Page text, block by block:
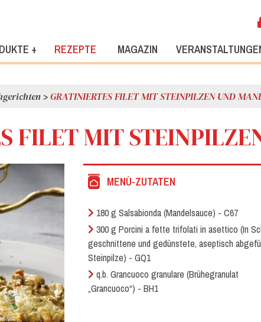
+ REZEPTE MAGAZIN
>GRATINIERTES FILET MIT STEINPILZEN UND
FILET MIT
MENÙ-ZUTATEN
180 g Salsabionda (Mandelsauce) - C67
300 g Porcini a fette trifolati in asettico (In
geschnittene und gedünstete, aseptisch
Steinpilze) - GQ1
q.b. Grancuoco granulare (Brühegranulat
„Grancuoco“) - BH1